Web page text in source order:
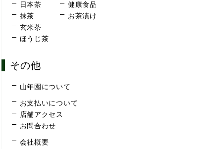
日本茶
抹茶
玄米茶
ほうじ茶
健康食品
お茶漬け
その他
山年園について
お支払いについて
店舗アクセス
お問合わせ
会社概要